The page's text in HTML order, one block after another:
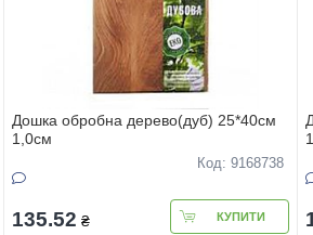
Дошка обробна дерево(дуб) 25*40см
1,0см
Код: 9168738
135.52 ₴ КУПИТИ